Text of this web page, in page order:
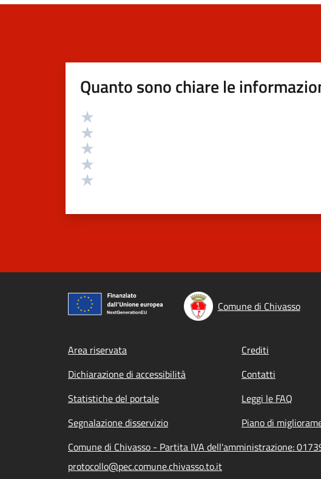
Quanto sono chiare le
Valutazione
Comune di Chivasso
Footer menu
Area riservata Crediti
Dichiarazione di accessibilità
Contatti
Statistiche del portale
Leggi le FAQ
Segnalazione disservizio
Piano di
Comune di Chivasso - Partita IVA dell'amministrazione:
protocollo@pec.comune.chivasso.to.it